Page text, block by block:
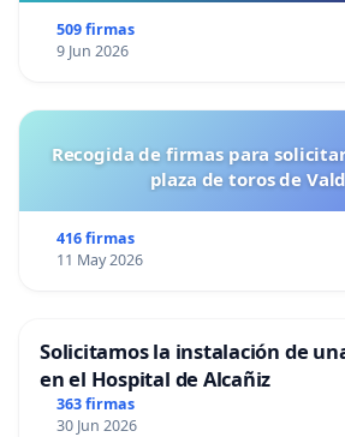
509 firmas
9 Jun 2026
Recogida de firmas para
plaza de toros de
416 firmas
11 May 2026
Solicitamos la instalación de
en el Hospital de Alcañiz
363 firmas
30 Jun 2026